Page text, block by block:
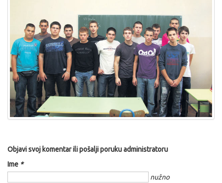
Objavi svoj komentar ili pošalji poruku administratoru
Ime *
nužno